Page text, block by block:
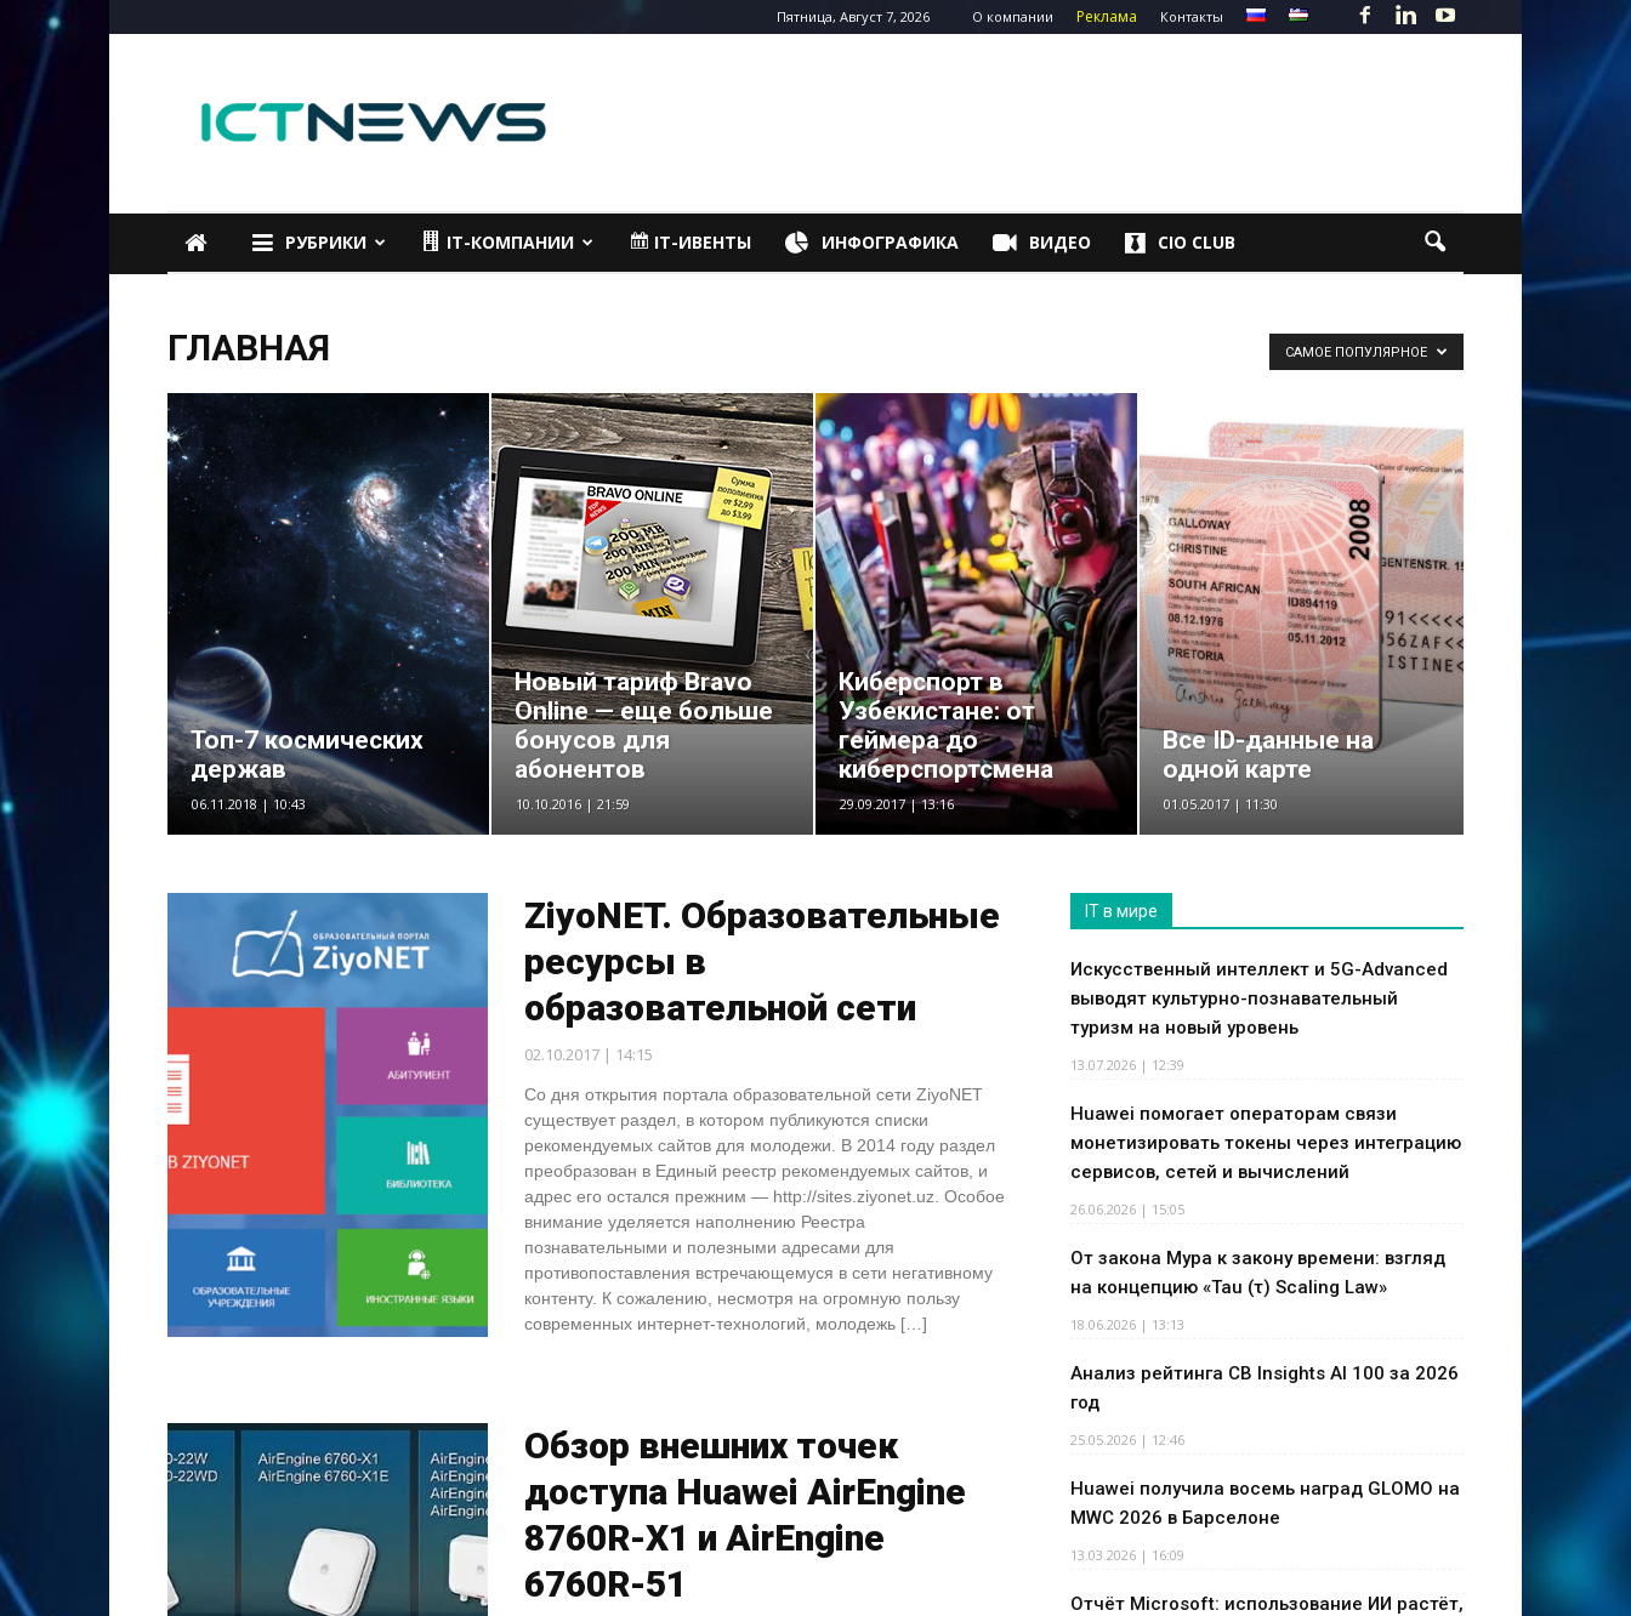
Пятница, Август 7, 2026 О компании Реклама Контакты
РУБРИКИ IT-КОМПАНИИ IT-ИВЕНТЫ ИНФОГРАФИКА ВИДЕО CIO CLUB
ГЛАВНАЯ САМОЕ ПОПУЛЯРНОЕ
Топ-7 космических
держав
06.11.2018 | 10:43
Новый тариф Bravo
Online — еще больше
бонусов для
абонентов
10.10.2016 | 21:59
Киберспорт в
Узбекистане: от
геймера до
киберспортсмена
29.09.2017 | 13:16
Все ID-данные на
одной карте
01.05.2017 | 11:30
ZiyoNET. Образовательные
ресурсы в
образовательной сети
02.10.2017 | 14:15
Со дня открытия портала образовательной сети ZiyoNET
существует раздел, в котором публикуются списки
рекомендуемых сайтов для молодежи. В 2014 году раздел
преобразован в Единый реестр рекомендуемых сайтов, и
адрес его остался прежним — http://sites.ziyonet.uz. Особое
внимание уделяется наполнению Реестра
познавательными и полезными адресами для
противопоставления встречающемуся в сети негативному
контенту. К сожалению, несмотря на огромную пользу
современных интернет-технологий, молодежь […]
Обзор внешних точек
доступа Huawei AirEngine
8760R-X1 и AirEngine
6760R-51
IT в мире
Искусственный интеллект и 5G-Advanced
выводят культурно-познавательный
туризм на новый уровень
13.07.2026 | 12:39
Huawei помогает операторам связи
монетизировать токены через интеграцию
сервисов, сетей и вычислений
26.06.2026 | 15:05
От закона Мура к закону времени: взгляд
на концепцию «Tau (τ) Scaling Law»
18.06.2026 | 13:13
Анализ рейтинга CB Insights AI 100 за 2026
год
25.05.2026 | 12:46
Huawei получила восемь наград GLOMO на
MWC 2026 в Барселоне
13.03.2026 | 16:09
Отчёт Microsoft: использование ИИ растёт,